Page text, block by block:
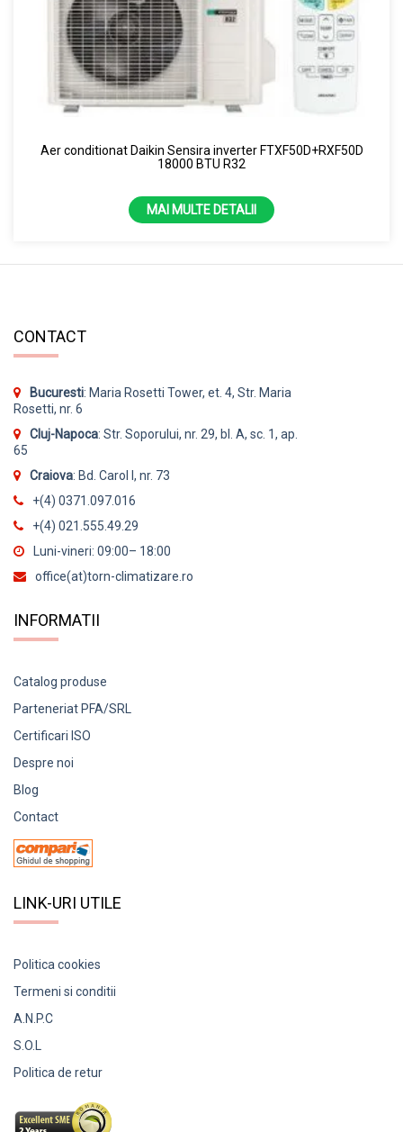
Aer conditionat Daikin Sensira inverter FTXF50D+RXF50D
18000 BTU R32
MAI MULTE DETALII
CONTACT
Bucuresti: Maria Rosetti Tower, et. 4, Str. Maria
Rosetti, nr. 6
Cluj-Napoca: Str. Soporului, nr. 29, bl. A, sc. 1, ap.
65
Craiova: Bd. Carol I, nr. 73
+(4) 0371.097.016
+(4) 021.555.49.29
Luni-vineri: 09:00– 18:00
office(at)torn-climatizare.ro
INFORMATII
Catalog produse
Parteneriat PFA/SRL
Certificari ISO
Despre noi
Blog
Contact
LINK-URI UTILE
Politica cookies
Termeni si conditii
A.N.P.C
S.O.L
Politica de retur